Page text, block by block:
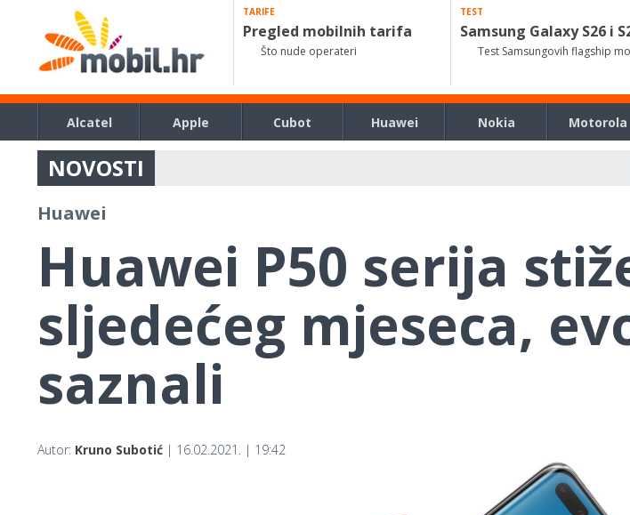
TARIFE
Pregled mobilnih tarifa
Što nude operateri
TEST
Samsung Galaxy S26 i
Test Samsungovih flagship
Alcatel Apple Cubot Huawei Nokia Motorola
NOVOSTI
Huawei
Huawei P50 serija
sljedećeg mjeseca,
saznali
Autor: Kruno Subotić | 16.02.2021. | 19:42